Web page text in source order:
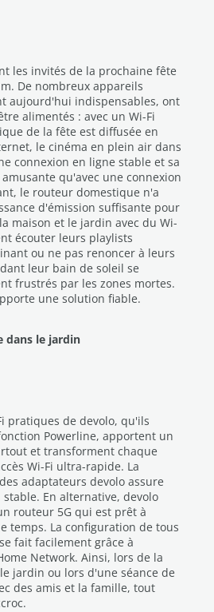
les invités de la prochaine fête
De nombreux appareils
aujourd'hui indispensables, ont
alimentés : avec un Wi-Fi
de la fête est diffusée en
le cinéma en plein air dans
connexion en ligne stable et sa
qu'avec une connexion
le routeur domestique n'a
d'émission suffisante pour
maison et le jardin avec du Wi-
écouter leurs playlists
ou ne pas renoncer à leurs
leur bain de soleil se
frustrés par les zones mortes.
une solution fiable.
dans le jardin
pratiques de devolo, qu'ils
Powerline, apportent un
et transforment chaque
Wi-Fi ultra-rapide. La
adaptateurs devolo assure
En alternative, devolo
routeur 5G qui est prêt à
temps. La configuration de tous
fait facilement grâce à
Network. Ainsi, lors de la
jardin ou lors d'une séance de
des amis et la famille, tout